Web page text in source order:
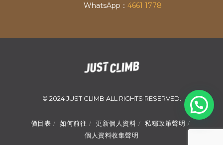
WhatsApp： 4661 1778
© 2024 JUST CLIMB ALL RIGHTS RESERVED.
價目表 如何前往 更新個人資料
私穩政策聲明
個人資料收集聲明